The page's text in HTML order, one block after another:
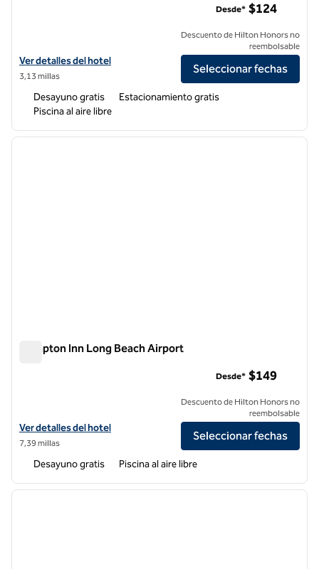
Ver detalles del hotel Hampton Inn Los Angeles/Carson/Torrance
Ver detalles del hotel
3,13 millas
Desde* $124
Descuento de Hilton Honors no
reembolsable
Seleccionar fechas
Desayuno gratis
Estacionamiento gratis
Piscina al aire libre
1 de 10
Hampton Inn Long Beach Airport
Ver detalles del hotel Hampton Inn Long Beach Airport
Ver detalles del hotel
7,39 millas
Desde* $149
Descuento de Hilton Honors no
reembolsable
Seleccionar fechas
Desayuno gratis Piscina al aire libre
1 de 12